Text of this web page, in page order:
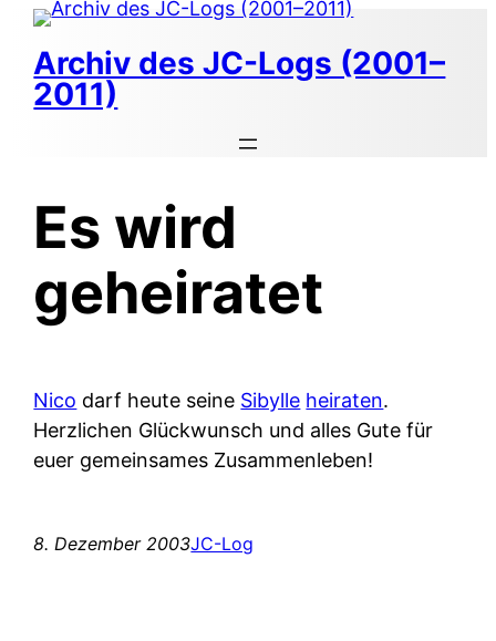
Zum
Inhalt
springen
Archiv des JC-Logs (2001–
2011)
Es wird
geheiratet
Nico darf heute seine Sibylle heiraten.
Herzlichen Glückwunsch und alles Gute für
euer gemeinsames Zusammenleben!
8. Dezember 2003JC-Log